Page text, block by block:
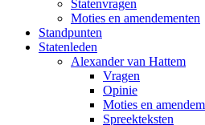
Statenvragen
Moties en amendementen
Standpunten
Statenleden
Alexander van Hattem
Vragen
Opinie
Moties en
Spreekteksten